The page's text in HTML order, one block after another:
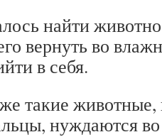
найти
вернуть во
в себя.
такие
нуждаются